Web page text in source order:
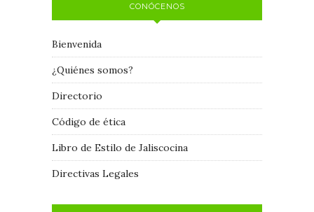
CONÓCENOS
Bienvenida
¿Quiénes somos?
Directorio
Código de ética
Libro de Estilo de Jaliscocina
Directivas Legales